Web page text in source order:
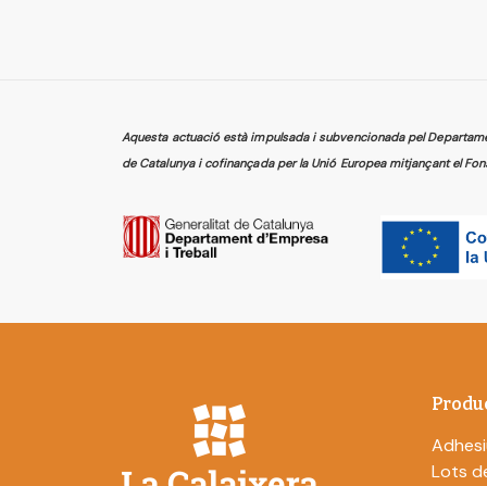
Aquesta actuació està impulsada i subvencionada pel
de Catalunya i cofinançada per la Unió Europea mitjançant el
Lots